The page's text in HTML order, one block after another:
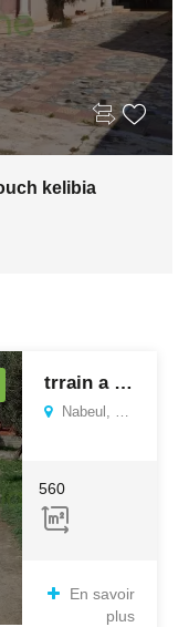
kelibia
trrain a cité bosten
Nabeul, Kelibia
560
En savoir
plus